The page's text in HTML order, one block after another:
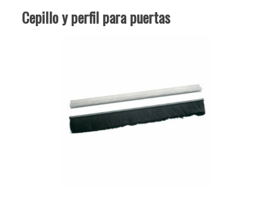
Cepillo y perfil para puertas